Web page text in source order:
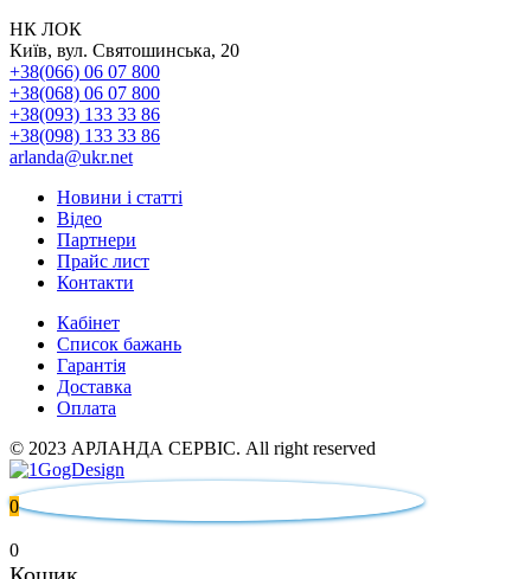
НК ЛОК
Київ, вул. Святошинська, 20
+38(066) 06 07 800
+38(068) 06 07 800
+38(093) 133 33 86
+38(098) 133 33 86
arlanda@ukr.net
Новини і статті
Відео
Партнери
Прайс лист
Контакти
Кабінет
Список бажань
Гарантія
Доставка
Оплата
© 2023 АРЛАНДА СЕРВІС. All right reserved
0
0